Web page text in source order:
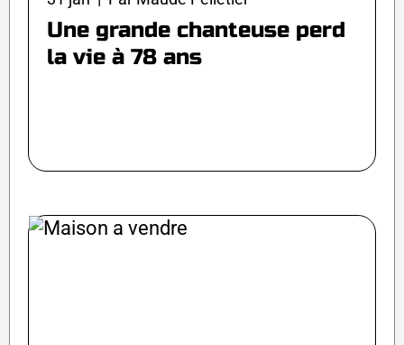
Une grande chanteuse perd
la vie à 78 ans